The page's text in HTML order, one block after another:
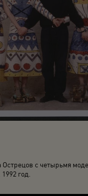
с четырьмя
год.